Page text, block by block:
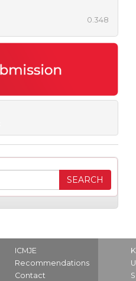
0.348
ICMJE
Recommendations
Contact